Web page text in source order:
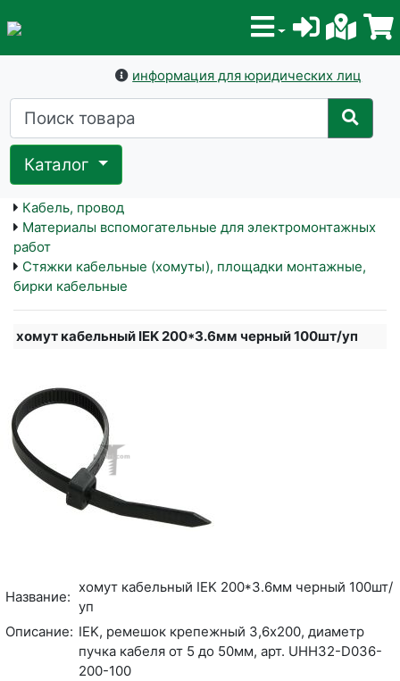
информация для юридических лиц
Каталог
Кабель, провод
Материалы вспомогательные для электромонтажных
работ
Стяжки кабельные (хомуты), площадки монтажные,
бирки кабельные
хомут кабельный IEK 200*3.6мм черный 100шт/уп
Название:
хомут кабельный IEK 200*3.6мм черный 100шт/
уп
Описание: IEK, ремешок крепежный 3,6х200, диаметр
пучка кабеля от 5 до 50мм, арт. UHH32-D036-
200-100